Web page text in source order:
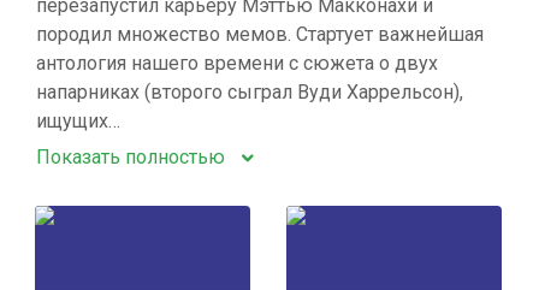
перезапустил карьеру Мэттью Макконахи и
породил множество мемов. Стартует важнейшая
антология нашего времени с сюжета о двух
напарниках (второго сыграл Вуди Харрельсон),
ищущих…
Показать полностью